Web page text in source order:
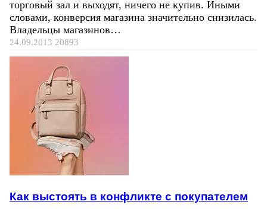
торговый зал и выходят, ничего не купив. Иными
словами, конверсия магазина значительно снизилась.
Владельцы магазинов…
24.09.2013 20893
Как выстоять в конфликте с покупателем